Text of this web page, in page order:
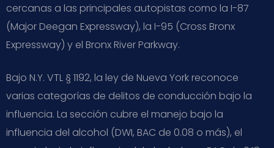
cercanas a las principales autopistas como la I-87
(Major Deegan Expressway), la I-95 (Cross Bronx
Expressway) y el Bronx River Parkway.
Bajo N.Y. VTL § 1192, la ley de Nueva York reconoce
varias categorías de delitos de conducción bajo la
influencia. La sección cubre el manejo bajo la
influencia del alcohol (DWI, BAC de 0.08 o más), el